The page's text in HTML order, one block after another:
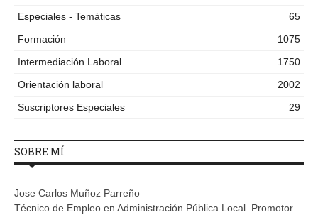
Especiales - Temáticas
65
Formación
1075
Intermediación Laboral
1750
Orientación laboral
2002
Suscriptores Especiales
29
SOBRE MÍ
Jose Carlos Muñoz Parreño
Técnico de Empleo en Administración Pública Local. Promotor